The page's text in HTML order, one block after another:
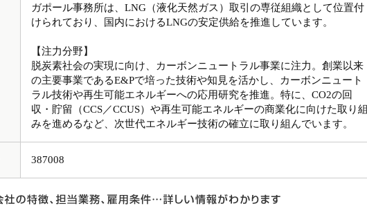
ガポール事務所は、LNG（液化天然ガス）取引の専従組織として位置付
けられており、国内におけるLNGの安定供給を推進しています。
【注力分野】
脱炭素社会の実現に向け、カーボンニュートラル事業に注力。創業以来
の主要事業であるE&Pで培った技術や知見を活かし、カーボンニュート
ラル技術や再生可能エネルギーへの応用研究を推進。特に、CO2の回
収・貯留（CCS／CCUS）や再生可能エネルギーの商業化に向けた取り組
みを進めるなど、次世代エネルギー技術の確立に取り組んでいます。
387008